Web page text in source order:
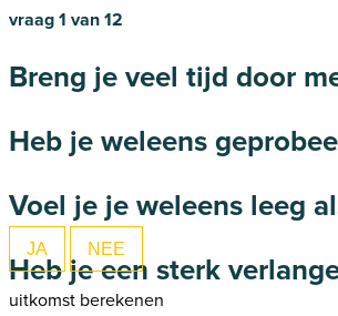
vraag 1 van 12
Breng je veel tijd door
Heb je weleens
Voel je je weleens leeg
Heb je een sterk
JA NEE
uitkomst berekenen